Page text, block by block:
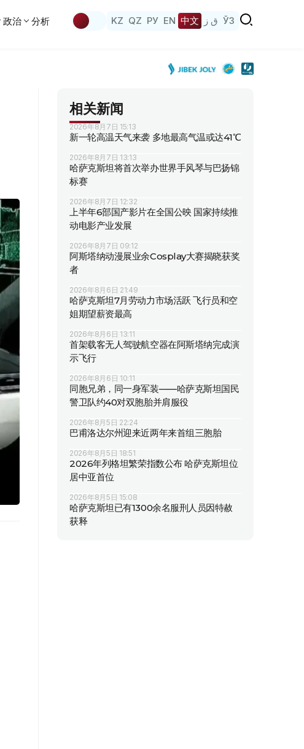
政治 分析 KZ QZ РУ EN 中文 ق ز ЎЗ
相关新闻
2026年8月7日 15:13
新一轮高温天气来袭 多地最高气温或达41℃
2026年8月7日 13:13
哈萨克斯坦将首次举办世界手风琴与巴扬锦
标赛
2026年8月7日 12:32
上半年6部国产影片在全国公映 国家持续推
动电影产业发展
2026年8月7日 09:12
阿斯塔纳动漫展业余Cosplay大赛揭晓获奖
者
2026年8月6日 21:49
哈萨克斯坦7月劳动力市场活跃 飞行员和空
姐期望薪资最高
2026年8月6日 13:11
首架载客无人驾驶航空器在阿斯塔纳完成演
示飞行
2026年8月6日 10:11
同胞兄弟，同一身军装——哈萨克斯坦国民
警卫队约40对双胞胎并肩服役
2026年8月5日 22:24
巴甫洛达尔州迎来近两年来首组三胞胎
2026年8月5日 18:51
2026年列格坦繁荣指数公布 哈萨克斯坦位
居中亚首位
2026年8月5日 15:08
哈萨克斯坦已有1300余名服刑人员因特赦
获释